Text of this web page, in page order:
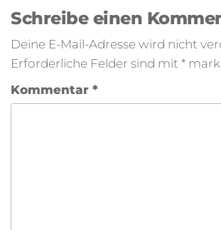
Schreibe einen
Deine E-Mail-Adresse wird nicht
Erforderliche Felder sind mit *
Kommentar *